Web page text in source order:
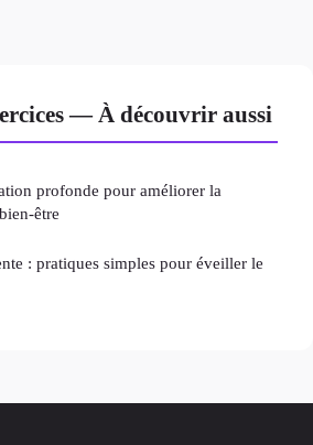
— À découvrir aussi
profonde pour améliorer la
être
: pratiques simples pour éveiller le